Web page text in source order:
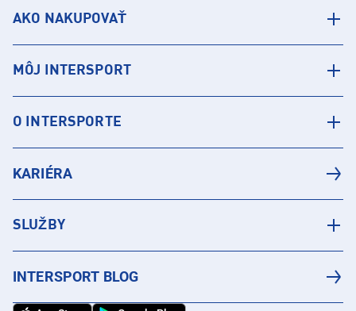
AKO NAKUPOVAŤ
MÔJ INTERSPORT
O INTERSPORTE
KARIÉRA
SLUŽBY
INTERSPORT BLOG